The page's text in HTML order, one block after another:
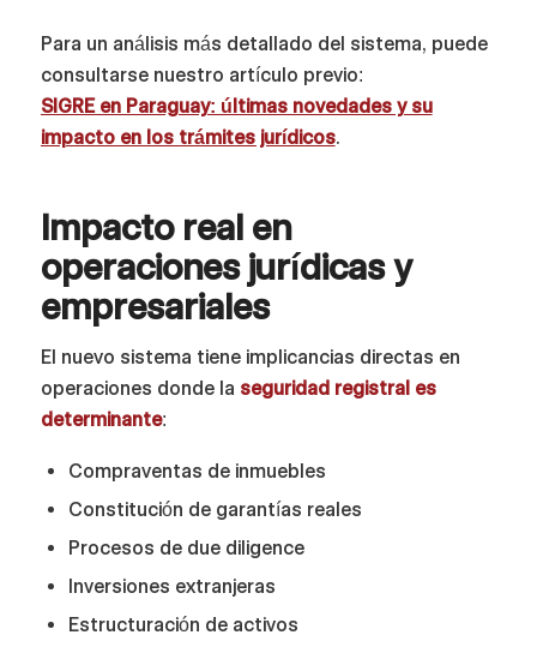
Para un análisis más detallado del sistema, puede
consultarse nuestro artículo previo:
SIGRE en Paraguay: últimas novedades y su
impacto en los trámites jurídicos.
Impacto real en
operaciones jurídicas y
empresariales
El nuevo sistema tiene implicancias directas en
operaciones donde la seguridad registral es
determinante:
Compraventas de inmuebles
Constitución de garantías reales
Procesos de due diligence
Inversiones extranjeras
Estructuración de activos